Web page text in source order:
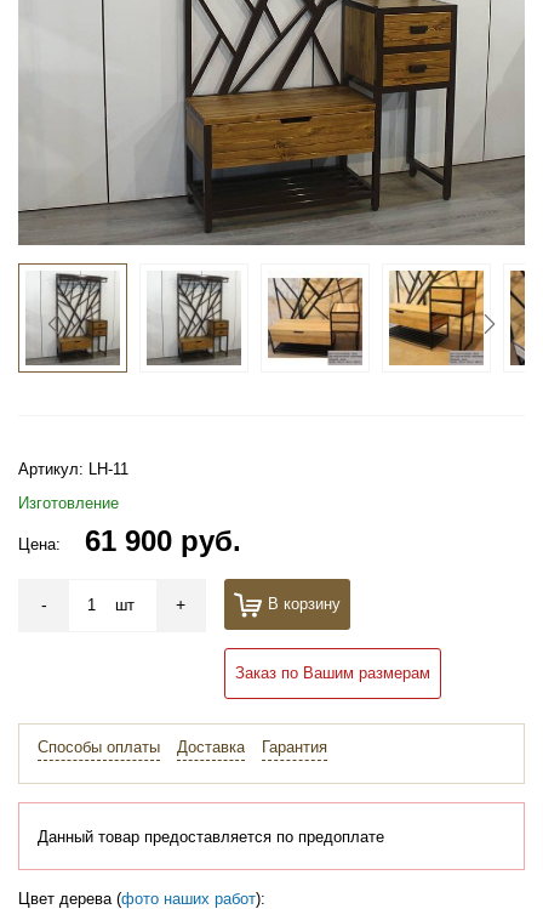
Артикул: LH-11
Изготовление
Цена: 61 900 руб.
- шт + В корзину
Заказ по Вашим размерам
Способы оплаты Доставка Гарантия
Данный товар предоставляется по предоплате
Цвет дерева (фото наших работ):